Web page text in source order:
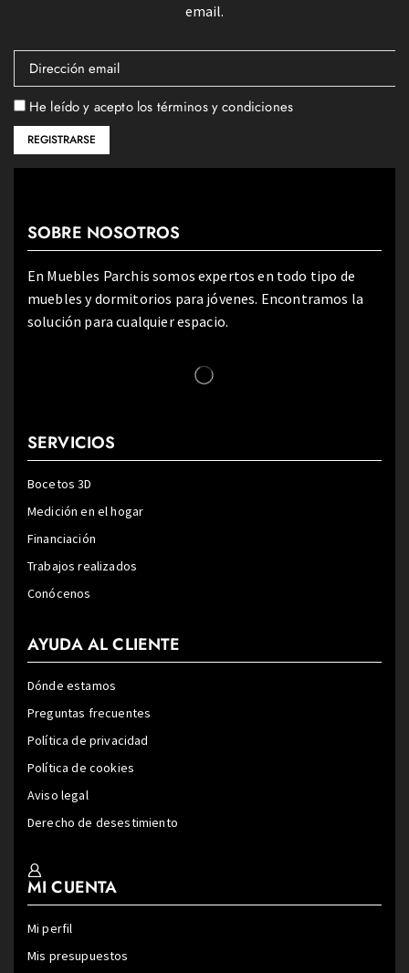
email.
He leído y acepto los términos y condiciones
SOBRE NOSOTROS
En Muebles Parchis somos expertos en todo tipo de
muebles y dormitorios para jóvenes. Encontramos la
solución para cualquier espacio.
SERVICIOS
Bocetos 3D
Medición en el hogar
Financiación
Trabajos realizados
Conócenos
AYUDA AL CLIENTE
Dónde estamos
Preguntas frecuentes
Política de privacidad
Política de cookies
Aviso legal
Derecho de desestimiento
MI CUENTA
Mi perfil
Mis presupuestos